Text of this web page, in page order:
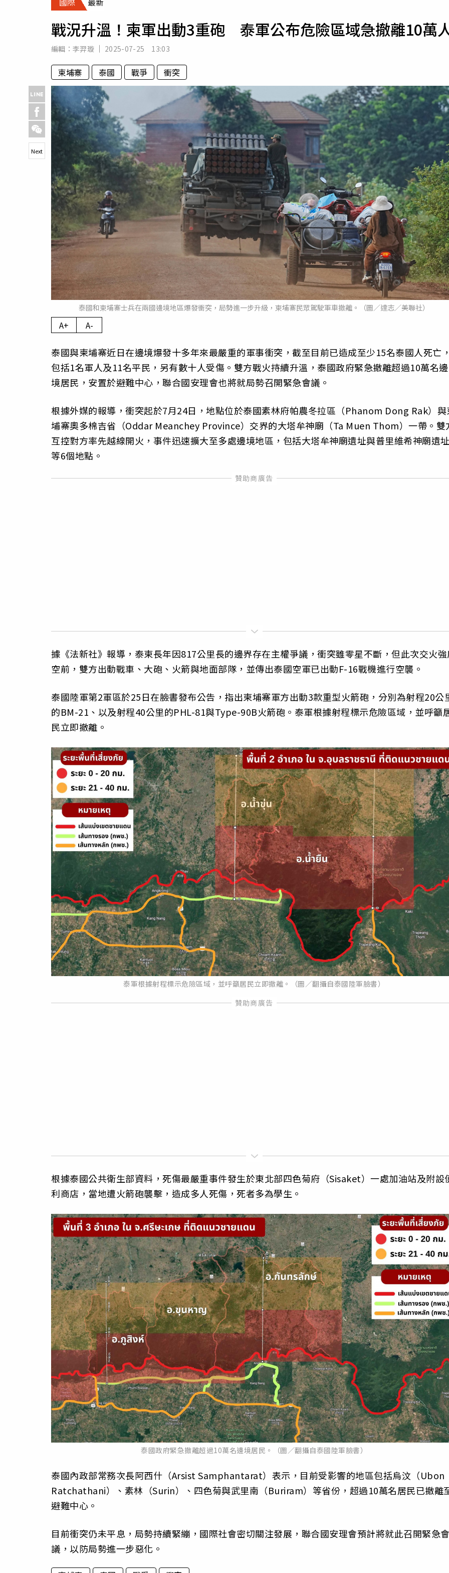
專欄
房產新勢力
運勢
戰況升溫！柬軍出動3重砲 泰軍公布危險區域急撤離10萬
編輯： 李羿璇 2025-07-25 13:03
柬埔寨 泰國 戰爭 衝突
泰國和柬埔寨士兵在兩國邊境地區爆發衝突，局勢進一步升級，柬埔寨民眾駕駛軍車撤離。（圖／達志／美聯社）
Next
A+ A-
泰國與柬埔寨近日在邊境爆發十多年來最嚴重的軍事衝突，截至目前已造成至少15名泰國人死亡
包括1名軍人及11名平民，另有數十人受傷。雙方戰火持續升溫，泰國政府緊急撤離超過10萬名邊
境居民，安置於避難中心，聯合國安理會也將就局勢召開緊急會議。
根據外媒的報導，衝突起於7月24日，地點位於泰國素林府帕農冬拉區（Phanom Dong Rak）與
埔寨奧多棉吉省（Oddar Meanchey Province）交界的大塔牟神廟（Ta Muen Thom）一帶。雙
互控對方率先越線開火，事件迅速擴大至多處邊境地區，包括大塔牟神廟遺址與普里維希神廟遺
等6個地點。
據《法新社》報導，泰柬長年因817公里長的邊界存在主權爭議，衝突雖零星不斷，但此次交火
空前，雙方出動戰車、大砲、火箭與地面部隊，並傳出泰國空軍已出動F-16戰機進行空襲。
泰國陸軍第2軍區於25日在臉書發布公告，指出柬埔寨軍方出動3款重型火箭砲，分別為射程20公
的BM-21、以及射程40公里的PHL-81與Type-90B火箭砲。泰軍根據射程標示危險區域，並呼籲
民立即撤離。
泰軍根據射程標示危險區域，並呼籲居民立即撤離。（圖／翻攝自泰國陸軍臉書）
根據泰國公共衛生部資料，死傷最嚴重事件發生於東北部四色菊府（Sisaket）一處加油站及附設
利商店，當地遭火箭砲襲擊，造成多人死傷，死者多為學生。
泰國政府緊急撤離超過10萬名邊境居民。（圖／翻攝自泰國陸軍臉書）
泰國內政部常務次長阿西什（Arsist Samphantarat）表示，目前受影響的地區包括烏汶（Ubon
Ratchathani）、素林（Surin）、四色菊與武里南（Buriram）等省份，超過10萬名居民已撤離
避難中心。
目前衝突仍未平息，局勢持續緊繃，國際社會密切關注發展，聯合國安理會預計將就此召開緊急
議，以防局勢進一步惡化。